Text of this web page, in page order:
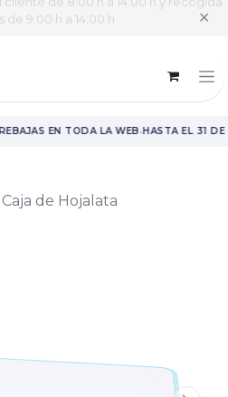
de 8:00 h a 14:00 h y recogida
de 9:00 h a 14:00 h
✕
REBAJAS EN TODA LA WEB·HASTA EL 31 DE
Caja de Hojalata